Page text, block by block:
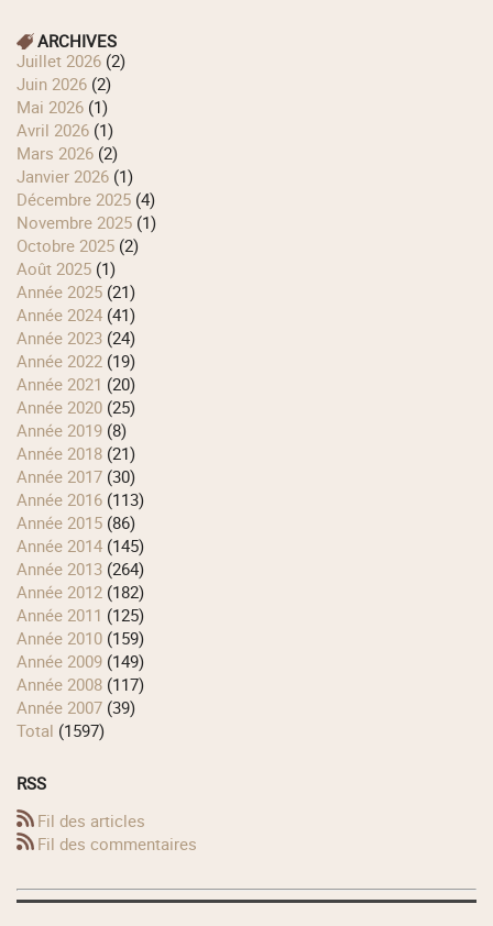
ARCHIVES
juillet 2026 (2)
juin 2026 (2)
mai 2026 (1)
avril 2026 (1)
mars 2026 (2)
janvier 2026 (1)
décembre 2025 (4)
novembre 2025 (1)
octobre 2025 (2)
août 2025 (1)
année 2025 (21)
année 2024 (41)
année 2023 (24)
année 2022 (19)
année 2021 (20)
année 2020 (25)
année 2019 (8)
année 2018 (21)
année 2017 (30)
année 2016 (113)
année 2015 (86)
année 2014 (145)
année 2013 (264)
année 2012 (182)
année 2011 (125)
année 2010 (159)
année 2009 (149)
année 2008 (117)
année 2007 (39)
total (1597)
RSS
Fil des articles
Fil des commentaires